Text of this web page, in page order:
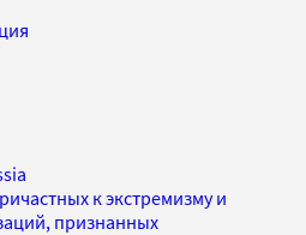
к экстремизму и
признанных